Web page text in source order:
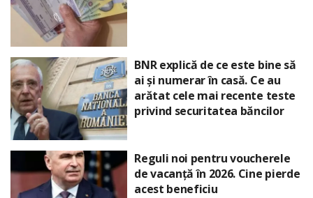
BNR explică de ce este bine să
ai și numerar în casă. Ce au
arătat cele mai recente teste
privind securitatea băncilor
Reguli noi pentru voucherele
de vacanță în 2026. Cine pierde
acest beneficiu